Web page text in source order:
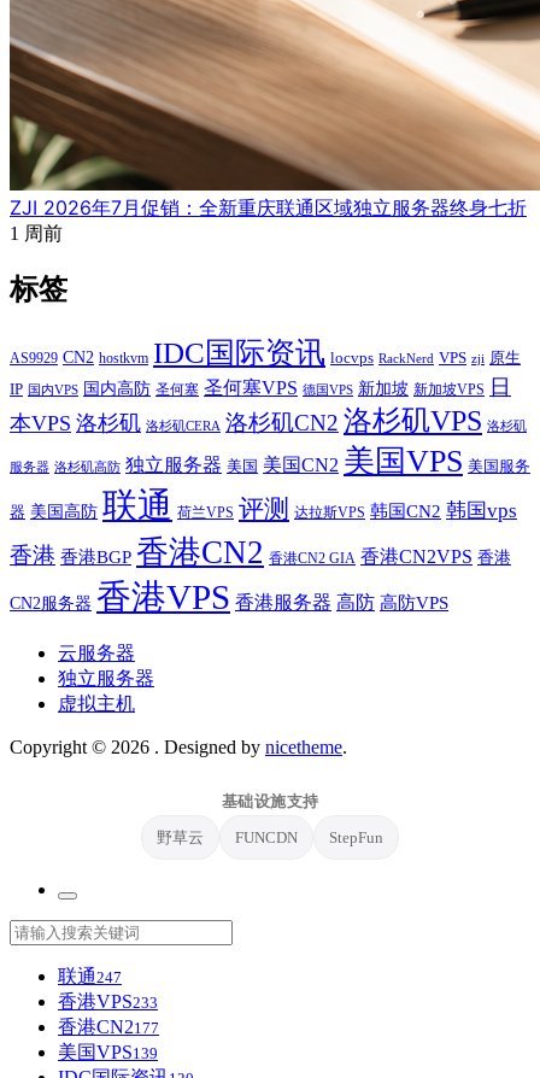
ZJI 2026年7月促销：全新重庆联通区域独立服务器终身七折
1 周前
标签
AS9929 CN2 hostkvm IDC国际资讯 locvps RackNerd VPS zji 原生
IP 国内VPS 国内高防 圣何塞 圣何塞VPS 德国VPS 新加坡 新加坡VPS
日
本VPS 洛杉矶 洛杉矶CERA 洛杉矶CN2 洛杉矶VPS 洛杉矶
服务器 洛杉矶高防 独立服务器 美国 美国CN2 美国VPS 美国服务
器 美国高防 联通 荷兰VPS 评测 达拉斯VPS 韩国CN2 韩国vps
香港 香港BGP 香港CN2 香港CN2 GIA 香港CN2VPS 香港
CN2服务器 香港VPS 香港服务器 高防 高防VPS
云服务器
独立服务器
虚拟主机
Copyright © 2026 . Designed by nicetheme.
基础设施支持
野草云
FUNCDN StepFun
联通247
香港VPS233
香港CN2177
美国VPS139